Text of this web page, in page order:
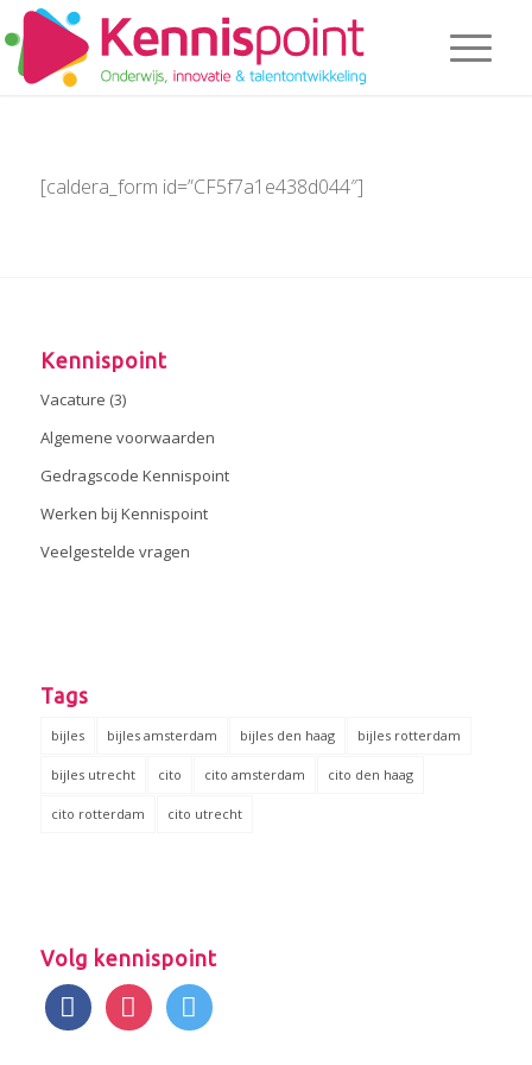
[caldera_form id=”CF5f7a1e438d044″]
Kennispoint
Vacature (3)
Algemene voorwaarden
Gedragscode Kennispoint
Werken bij Kennispoint
Veelgestelde vragen
Tags
bijles bijles amsterdam bijles den haag bijles rotterdam
bijles utrecht cito cito amsterdam cito den haag
cito rotterdam cito utrecht
Volg kennispoint
facebookinstagramtwitter